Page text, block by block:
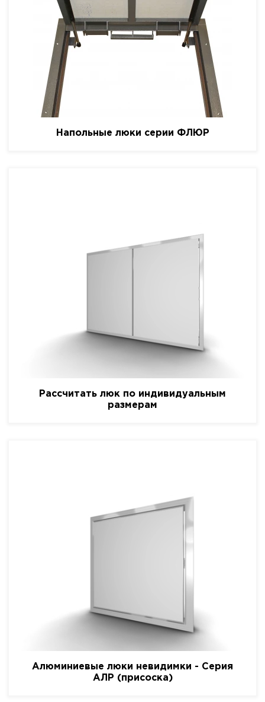
Напольные люки серии ФЛЮР
Рассчитать люк по индивидуальным
размерам
Алюминиевые люки невидимки - Серия
АЛР (присоска)